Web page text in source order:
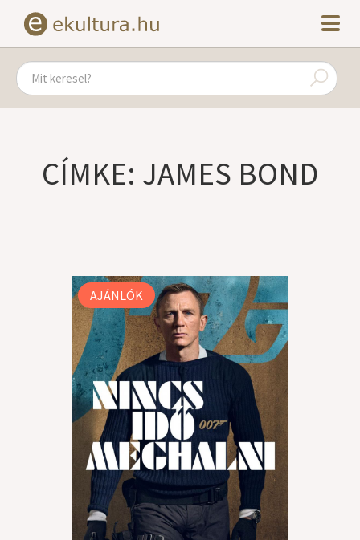
CÍMKE: JAMES BOND
AJÁNLÓK